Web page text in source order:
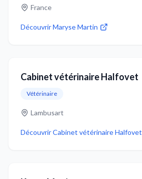
France
DécouvrirMaryse Martin
Cabinet vétérinaire Halfovet
Vétérinaire
Lambusart
DécouvrirCabinet vétérinaire Halfovet